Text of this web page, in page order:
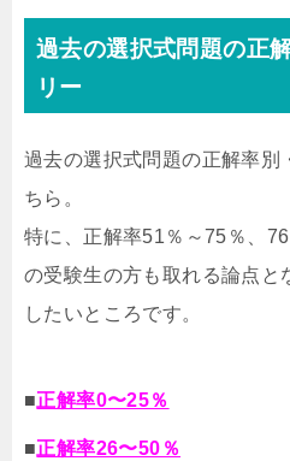
過去の選択式問題の正
リー
過去の選択式問題の正解率別
ちら。
特に、正解率51％～75％、
の受験生の方も取れる論点と
したいところです。
■正解率0〜25％
■正解率26〜50％